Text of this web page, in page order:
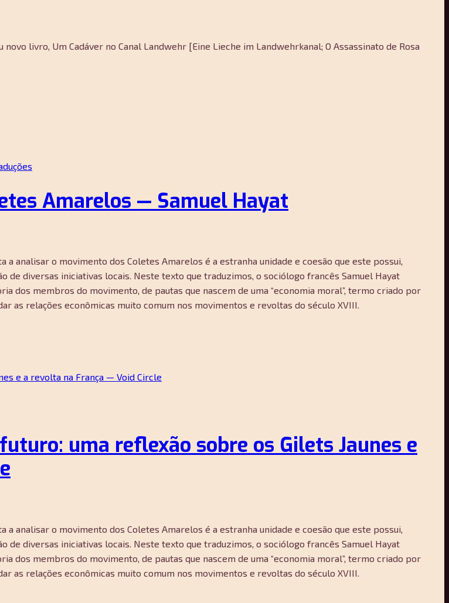
livro, Um Cadáver no Canal Landwehr [Eine Lieche im Landwehrkanal; O Assassinato de Rosa
Amarelos — Samuel Hayat
a analisar o movimento dos Coletes Amarelos é a estranha unidade e coesão que este possui,
de diversas iniciativas locais. Neste texto que traduzimos, o sociólogo francês Samuel Hayat
dos membros do movimento, de pautas que nascem de uma “economia moral”, termo criado por
as relações econômicas muito comum nos movimentos e revoltas do século XVIII.
uma reflexão sobre os Gilets Jaunes e
analisar o movimento dos Coletes Amarelos é a estranha unidade e coesão que este possui,
de diversas iniciativas locais. Neste texto que traduzimos, o sociólogo francês Samuel Hayat
dos membros do movimento, de pautas que nascem de uma “economia moral”, termo criado por
as relações econômicas muito comum nos movimentos e revoltas do século XVIII.